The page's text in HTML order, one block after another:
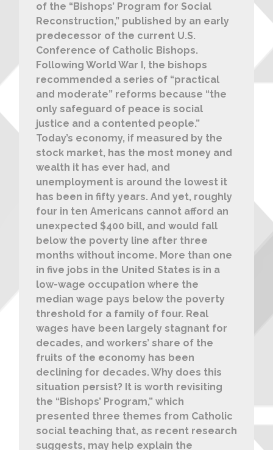
of the “Bishops’ Program for Social
Reconstruction,” published by an early
predecessor of the current U.S.
Conference of Catholic Bishops.
Following World War I, the bishops
recommended a series of “practical
and moderate” reforms because “the
only safeguard of peace is social
justice and a contented people.”
Today’s economy, if measured by the
stock market, has the most money and
wealth it has ever had, and
unemployment is around the lowest it
has been in fifty years. And yet, roughly
four in ten Americans cannot afford an
unexpected $400 bill, and would fall
below the poverty line after three
months without income. More than one
in five jobs in the United States is in a
low-wage occupation where the
median wage pays below the poverty
threshold for a family of four. Real
wages have been largely stagnant for
decades, and workers’ share of the
fruits of the economy has been
declining for decades. Why does this
situation persist? It is worth revisiting
the “Bishops’ Program,” which
presented three themes from Catholic
social teaching that, as recent research
suggests, may help explain the